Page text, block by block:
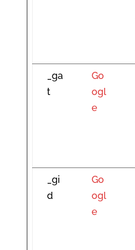
_ga
t
Go
ogl
e
_gi
d
Go
ogl
e